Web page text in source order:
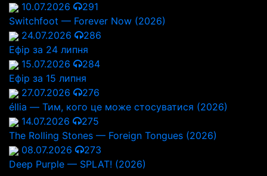
10.07.2026
291
Switchfoot — Forever Now (2026)
24.07.2026
286
Ефір за 24 липня
15.07.2026
284
Ефір за 15 липня
27.07.2026
276
éllia — Тим, кого це може стосуватися (2026)
14.07.2026
275
The Rolling Stones — Foreign Tongues (2026)
08.07.2026
273
Deep Purple — SPLAT! (2026)